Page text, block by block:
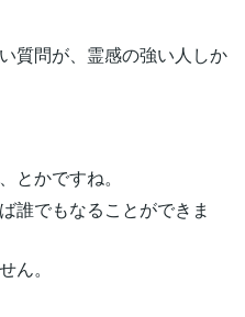
質問が、霊感の強い人しか
とかですね。
誰でもなることができま
ん。